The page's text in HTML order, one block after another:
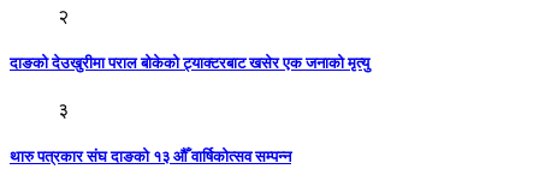
२
दाङको देउखुरीमा पराल बोकेको ट्याक्टरबाट खसेर एक जनाको मृत्यु
३
थारु पत्रकार संघ दाङको १३ औँ वार्षिकोत्सव सम्पन्न